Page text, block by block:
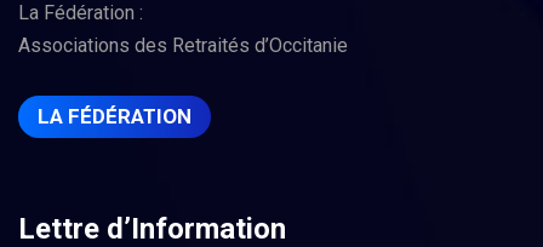
La Fédération :
Associations des Retraités d’Occitanie
LA FÉDÉRATION
Lettre d’Information